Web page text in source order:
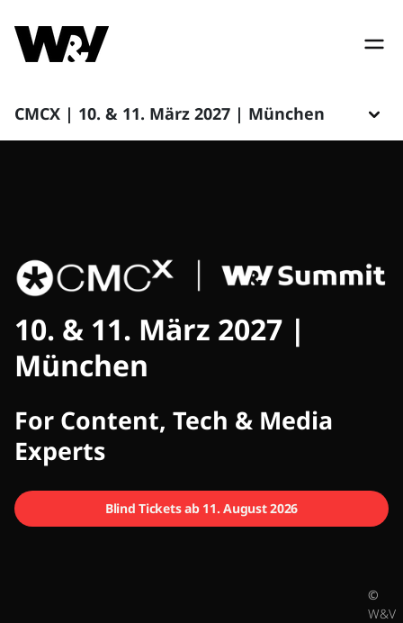
CMCX | 10. & 11. März 2027 | München
CMCX
10. & 11. März 2027 |
München
For Content, Tech & Media
Experts
Blind Tickets ab 11. August 2026
©
W&V